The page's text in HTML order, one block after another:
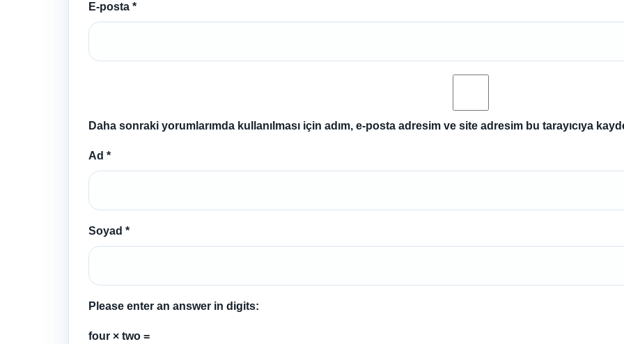
E-posta *
Daha sonraki yorumlarımda kullanılması için adım, e-posta adresim ve site adresim bu tarayıcıya
Ad *
Soyad *
Please enter an answer in digits:
four × two =